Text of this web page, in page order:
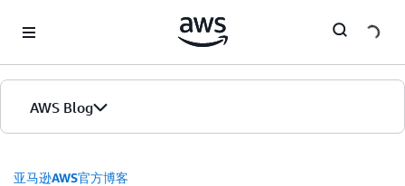
AWS Blog
首页
亚马逊AWS官方博客